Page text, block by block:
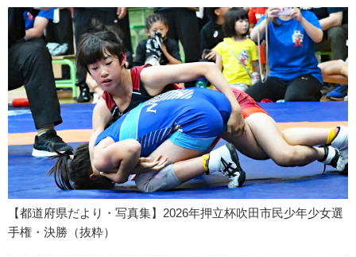
【都道府県だより・写真集】2026年押立杯吹田市民少年少女選
手権・決勝（抜粋）